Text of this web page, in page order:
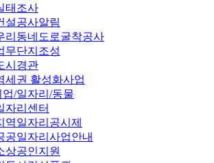
태조사
설공사알림
리동네도로굴착공사
무단지조성
시경관
세권 활성화사업
업/일자리/동물
자리센터
역일자리공시제
공일자리사업안내
상공인지원